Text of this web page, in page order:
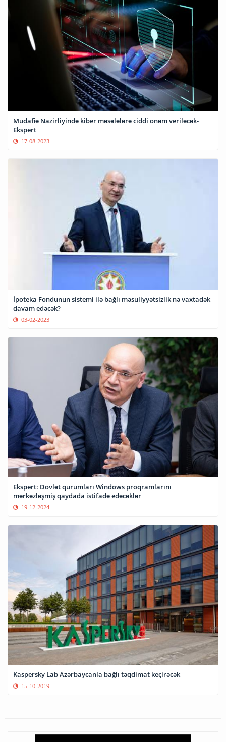
Müdafiə Nazirliyində kiber məsələlərə ciddi önəm veriləcək-
Ekspert
17-08-2023
İpoteka Fondunun sistemi ilə bağlı məsuliyyətsizlik nə vaxtadək
davam edəcək?
03-02-2023
Ekspert: Dövlət qurumları Windows proqramlarını
mərkəzləşmiş qaydada istifadə edəcəklər
19-12-2024
Kaspersky Lab Azərbaycanla bağlı təqdimat keçirəcək
15-10-2019